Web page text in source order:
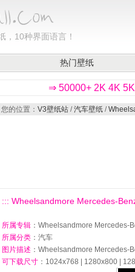
，10种界面语言！
热门壁纸
⇒ 50000+ 2K 4K
您的位置： V3壁纸站 /汽车壁纸 /
::: Wheelsandmore Mercedes-
所属专辑 ：Wheelsandmore Mercedes-
所属分类 ：汽车
图片描述 ：Wheelsandmore Mercedes-
可下载尺寸 ：1024x768 | 1280x800 |